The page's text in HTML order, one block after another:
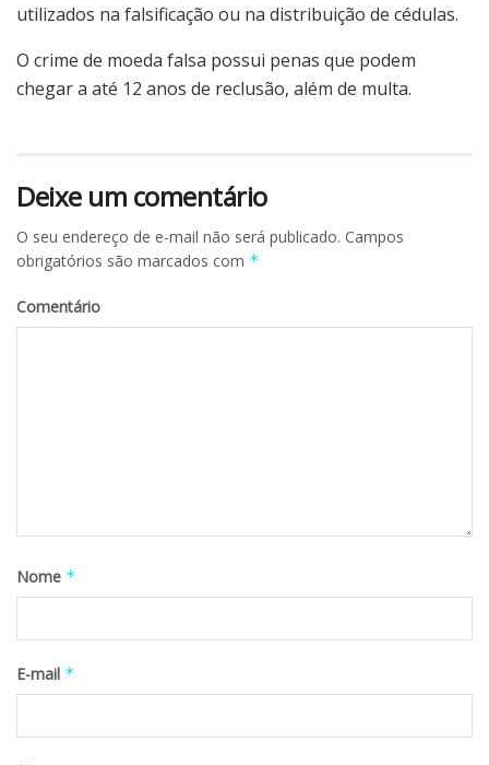
utilizados na falsificação ou na distribuição de cédulas.
O crime de moeda falsa possui penas que podem
chegar a até 12 anos de reclusão, além de multa.
Deixe um comentário
O seu endereço de e-mail não será publicado. Campos
obrigatórios são marcados com *
Comentário
Nome *
E-mail *